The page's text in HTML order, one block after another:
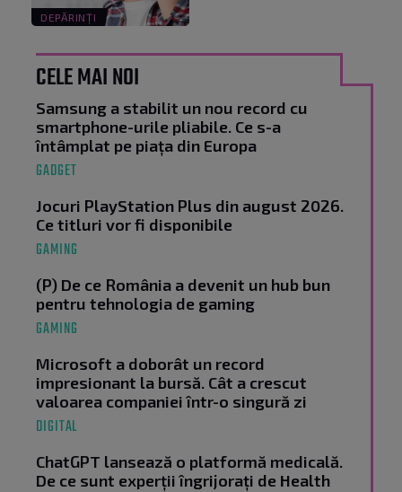
DEPĂRINȚI
CELE MAI NOI
Samsung a stabilit un nou record cu
smartphone-urile pliabile. Ce s-a
întâmplat pe piața din Europa
GADGET
Jocuri PlayStation Plus din august 2026.
Ce titluri vor fi disponibile
GAMING
(P) De ce România a devenit un hub bun
pentru tehnologia de gaming
GAMING
Microsoft a doborât un record
impresionant la bursă. Cât a crescut
valoarea companiei într-o singură zi
DIGITAL
ChatGPT lansează o platformă medicală.
De ce sunt experții îngrijorați de Health